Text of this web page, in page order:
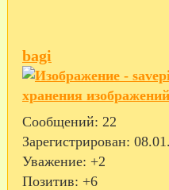
bagi
Сообщений: 22
Зарегистрирован:
Уважение: +2
Позитив: +6